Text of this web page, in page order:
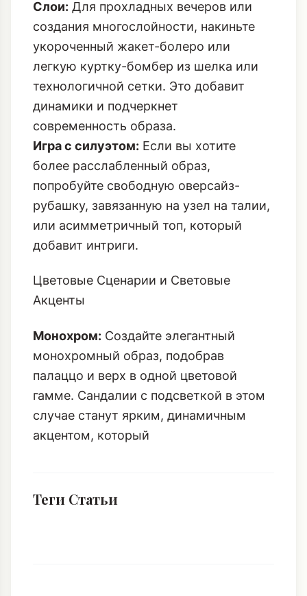
Слои: Для прохладных вечеров или
создания многослойности, накиньте
укороченный жакет-болеро или
легкую куртку-бомбер из шелка или
технологичной сетки. Это добавит
динамики и подчеркнет
современность образа.
Игра с силуэтом: Если вы хотите
более расслабленный образ,
попробуйте свободную оверсайз-
рубашку, завязанную на узел на талии,
или асимметричный топ, который
добавит интриги.
Цветовые Сценарии и Световые
Акценты
Монохром: Создайте элегантный
монохромный образ, подобрав
палаццо и верх в одной цветовой
гамме. Сандалии с подсветкой в этом
случае станут ярким, динамичным
акцентом, который
Теги Статьи